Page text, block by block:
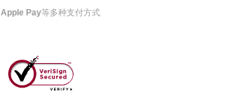
Apple Pay等多种支付方式